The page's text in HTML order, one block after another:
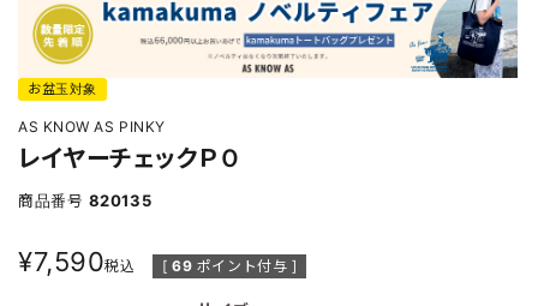
お盆玉対象
AS KNOW AS PINKY
レイヤーチェックＰＯ
商品番号 820135
¥7,590税込 [ 69 ポイント付与 ]